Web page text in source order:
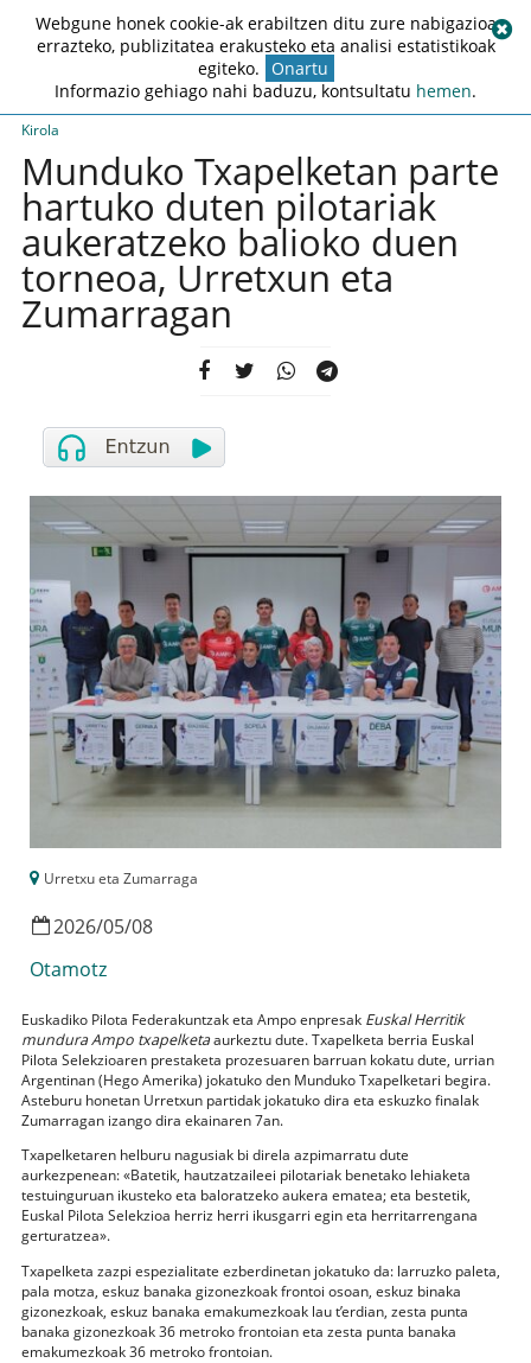
Kirola
Munduko Txapelketan parte
hartuko duten pilotariak
aukeratzeko balioko duen
torneoa, Urretxun eta
Zumarragan
Urretxu eta Zumarraga
2026/05/08
Otamotz
Euskadiko Pilota Federakuntzak eta Ampo enpresak Euskal Herritik
mundura Ampo txapelketaaurkeztu dute. Txapelketa berria Euskal
Pilota Selekzioaren prestaketa prozesuaren barruan kokatu dute, urrian
Argentinan (Hego Amerika) jokatuko den Munduko Txapelketari begira.
Asteburu honetan Urretxun partidak jokatuko dira eta eskuzko finalak
Zumarragan izango dira ekainaren 7an.
Txapelketaren helburu nagusiak bi direla azpimarratu dute
aurkezpenean: «Batetik, hautzatzaileei pilotariak benetako lehiaketa
testuinguruan ikusteko eta baloratzeko aukera ematea; eta bestetik,
Euskal Pilota Selekzioa herriz herri ikusgarri egin eta herritarrengana
gerturatzea».
Txapelketa zazpi espezialitate ezberdinetan jokatuko da: larruzko paleta,
pala motza, eskuz banaka gizonezkoak frontoi osoan, eskuz binaka
gizonezkoak, eskuz banaka emakumezkoak lau t’erdian, zesta punta
banaka gizonezkoak 36 metroko frontoian eta zesta punta banaka
emakumezkoak 36 metroko frontoian.
Webgune honek cookie-ak erabiltzen ditu zure nabigazioa
errazteko, publizitatea erakusteko eta analisi estatistikoak
egiteko. Onartu
Informazio gehiago nahi baduzu, kontsultatu hemen.